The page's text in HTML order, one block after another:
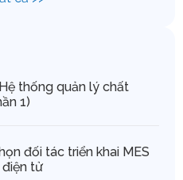
thống quản lý chất
1)
đối tác triển khai MES
điện tử